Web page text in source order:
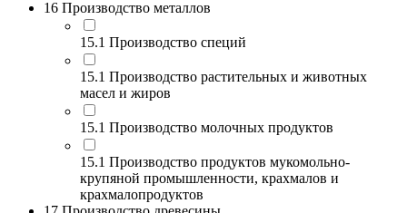
16 Производство металлов
15.1 Производство специй
15.1 Производство растительных и животных
масел и жиров
15.1 Производство молочных продуктов
15.1 Производство продуктов мукомольно-
крупяной промышленности, крахмалов и
крахмалопродуктов